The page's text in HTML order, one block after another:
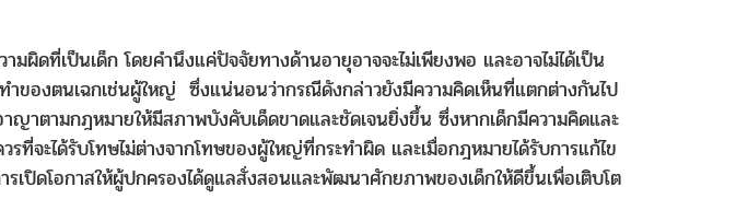
ดที่เป็นเด็ก โดยคำนึงแค่ปัจจัยทางด้านอายุอาจจะไม่เพียงพอ และอาจไม่ได้เป็น
ำของตนเฉกเช่นผู้ใหญ่ ซึ่งแน่นอนว่ากรณีดังกล่าวยังมีความคิดเห็นที่แตกต่างกันไป
ญาตามกฎหมายให้มีสภาพบังคับเด็ดขาดและชัดเจนยิ่งขึ้น ซึ่งหากเด็กมีความคิดและ
จะได้รับโทษไม่ต่างจากโทษของผู้ใหญ่ที่กระทำผิด และเมื่อกฎหมายได้รับการแก้ไข
เปิดโอกาสให้ผู้ปกครองได้ดูแลสั่งสอนและพัฒนาศักยภาพของเด็กให้ดีขึ้นเพื่อเติบโต